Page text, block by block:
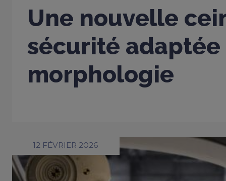
Une nouvelle
sécurité adaptée
morphologie
12 FÉVRIER 2026